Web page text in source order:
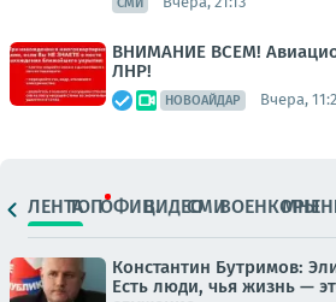
ВНИМАНИЕ ВСЕМ!
ЛНР!
НОВОАЙДАР Вчера,
ЛЕНТАТОПОФИЦ.ВИДЕОСМИВОЕНКОРЫ
Константин Бутримов:
Есть люди, чья жизнь —